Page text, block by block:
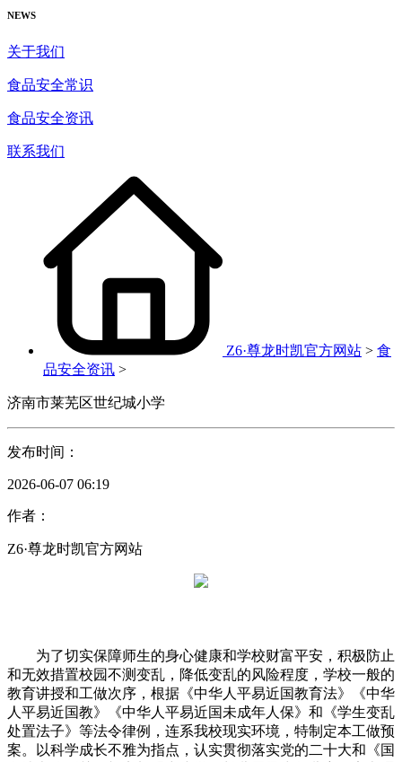
NEWS
关于我们
食品安全常识
食品安全资讯
联系我们
Z6·尊龙时凯官方网站 > 食
品安全资讯 >
济南市莱芜区世纪城小学
发布时间：
2026-06-07 06:19
作者：
Z6·尊龙时凯官方网站
为了切实保障师生的身心健康和学校财富平安，积极防止
和无效措置校园不测变乱，降低变乱的风险程度，学校一般的
教育讲授和工做次序，根据《中华人平易近国教育法》《中华
人平易近国教》《中华人平易近国未成年人保》和《学生变乱
处置法子》等法令律例，连系我校现实环境，特制定本工做预
案。以科学成长不雅为指点，认实贯彻落实党的二十大和《国